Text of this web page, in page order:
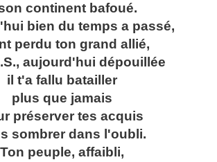
continent bafoué.
bien du temps a passé,
perdu ton grand allié,
aujourd'hui dépouillée
il t'a fallu batailler
plus que jamais
préserver tes acquis
sombrer dans l'oubli.
Ton peuple, affaibli,